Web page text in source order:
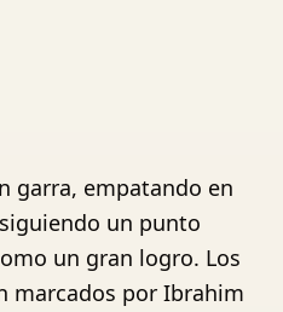
garra, empatando en
un punto
un gran logro. Los
marcados por Ibrahim